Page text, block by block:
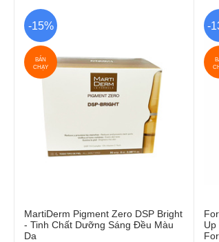
-15%
BÁN
CHẠY
MartiDerm Pigment Zero DSP Bright
- Tinh Chất Dưỡng Sáng Đều Màu
Da
-
Up